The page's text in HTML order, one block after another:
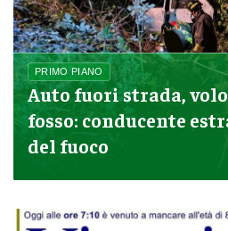
PRIMO PIANO
Auto fuori strada,
fosso: conducente
del fuoco